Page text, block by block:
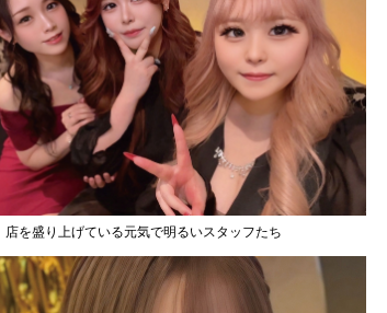
店を盛り上げている元気で明るいスタッフたち